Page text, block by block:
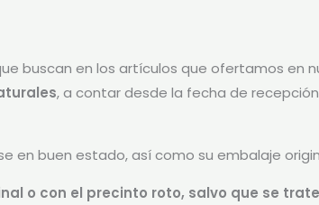
buscan en los artículos que ofertamos en
, a contar desde la fecha de
en buen estado, así como su embalaje
o con el precinto roto, salvo que se